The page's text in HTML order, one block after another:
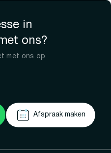
in
ons?
met ons op
Afspraak maken